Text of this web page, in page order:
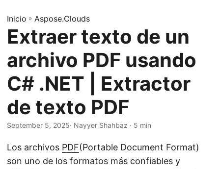
r
n
a
v
e
g
a
c
i
Inicio » Aspose.Clouds
Extraer texto de un
archivo PDF usando
C# .NET | Extractor
de texto PDF
September 5, 2025· Nayyer Shahbaz · 5 min
Los archivos PDF(Portable Document Format)
son uno de los formatos más confiables y